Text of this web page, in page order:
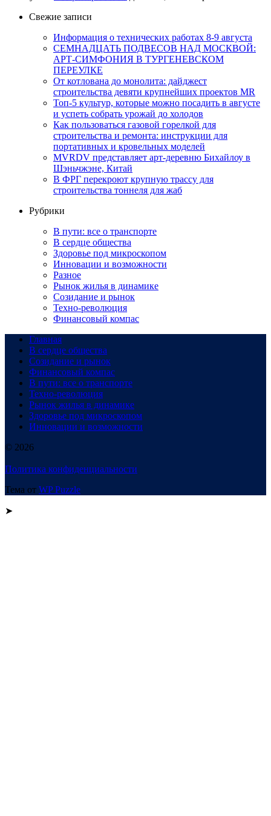
Свежие записи
Информация о технических работах 8-9 августа
СЕМНАДЦАТЬ ПОДВЕСОВ НАД МОСКВОЙ:
АРТ-СИМФОНИЯ В ТУРГЕНЕВСКОМ
ПЕРЕУЛКЕ
От котлована до монолита: дайджест
строительства девяти крупнейших проектов MR
Топ-5 культур, которые можно посадить в августе
и успеть собрать урожай до холодов
Как пользоваться газовой горелкой для
строительства и ремонта: инструкции для
портативных и кровельных моделей
MVRDV представляет арт-деревню Бихайлоу в
Шэньчжэне, Китай
В ФРГ перекроют крупную трассу для
строительства тоннеля для жаб
Рубрики
В пути: все о транспорте
В сердце общества
Здоровье под микроскопом
Инновации и возможности
Разное
Рынок жилья в динамике
Созидание и рынок
Техно-революция
Финансовый компас
Главная
В сердце общества
Созидание и рынок
Финансовый компас
В пути: все о транспорте
Техно-революция
Рынок жилья в динамике
Здоровье под микроскопом
Инновации и возможности
© 2026
Политика конфиденциальности
Тема от WP Puzzle
➤